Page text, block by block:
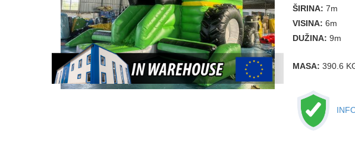
ŠIRINA: 7m
VISINA: 6m
DUŽINA: 9m
MASA: 390.6